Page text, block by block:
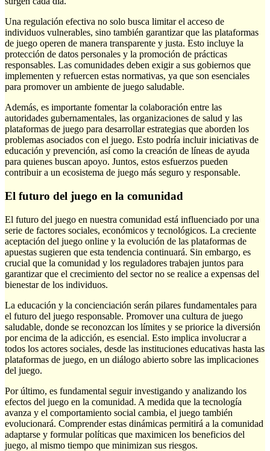
Una regulación efectiva no solo busca limitar el acceso de
individuos vulnerables, sino también garantizar que las plataformas
de juego operen de manera transparente y justa. Esto incluye la
protección de datos personales y la promoción de prácticas
responsables. Las comunidades deben exigir a sus gobiernos que
implementen y refuercen estas normativas, ya que son esenciales
para promover un ambiente de juego saludable.
Además, es importante fomentar la colaboración entre las
autoridades gubernamentales, las organizaciones de salud y las
plataformas de juego para desarrollar estrategias que aborden los
problemas asociados con el juego. Esto podría incluir iniciativas de
educación y prevención, así como la creación de líneas de ayuda
para quienes buscan apoyo. Juntos, estos esfuerzos pueden
contribuir a un ecosistema de juego más seguro y responsable.
El futuro del juego en la comunidad
El futuro del juego en nuestra comunidad está influenciado por una
serie de factores sociales, económicos y tecnológicos. La creciente
aceptación del juego online y la evolución de las plataformas de
apuestas sugieren que esta tendencia continuará. Sin embargo, es
crucial que la comunidad y los reguladores trabajen juntos para
garantizar que el crecimiento del sector no se realice a expensas del
bienestar de los individuos.
La educación y la concienciación serán pilares fundamentales para
el futuro del juego responsable. Promover una cultura de juego
saludable, donde se reconozcan los límites y se priorice la diversión
por encima de la adicción, es esencial. Esto implica involucrar a
todos los actores sociales, desde las instituciones educativas hasta las
plataformas de juego, en un diálogo abierto sobre las implicaciones
del juego.
Por último, es fundamental seguir investigando y analizando los
efectos del juego en la comunidad. A medida que la tecnología
avanza y el comportamiento social cambia, el juego también
evolucionará. Comprender estas dinámicas permitirá a la comunidad
adaptarse y formular políticas que maximicen los beneficios del
juego, al mismo tiempo que minimizan sus riesgos.